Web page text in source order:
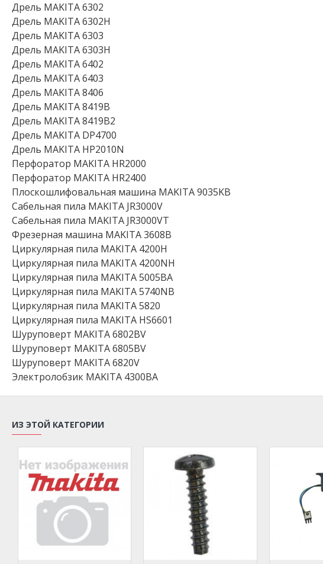
Дрель MAKITA 6302
Дрель MAKITA 6302H
Дрель MAKITA 6303
Дрель MAKITA 6303H
Дрель MAKITA 6402
Дрель MAKITA 6403
Дрель MAKITA 8406
Дрель MAKITA 8419B
Дрель MAKITA 8419B2
Дрель MAKITA DP4700
Дрель MAKITA HP2010N
Перфоратор MAKITA HR2000
Перфоратор MAKITA HR2400
Плоскошлифовальная машина MAKITA 9035KB
Сабельная пила MAKITA JR3000V
Сабельная пила MAKITA JR3000VT
Фрезерная машина MAKITA 3608B
Циркулярная пила MAKITA 4200H
Циркулярная пила MAKITA 4200NH
Циркулярная пила MAKITA 5005BA
Циркулярная пила MAKITA 5740NB
Циркулярная пила MAKITA 5820
Циркулярная пила MAKITA HS6601
Шуруповерт MAKITA 6802BV
Шуруповерт MAKITA 6805BV
Шуруповерт MAKITA 6820V
Электролобзик MAKITA 4300BA
ИЗ ЭТОЙ КАТЕГОРИИ